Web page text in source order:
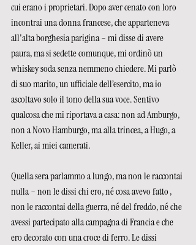
cui erano i proprietari. Dopo aver cenato con loro
incontrai una donna francese, che apparteneva
all'alta borghesia parigina – mi disse di avere
paura, ma si sedette comunque, mi ordinò un
whiskey soda senza nemmeno chiedere. Mi parlò
di suo marito, un ufficiale dell’esercito, ma io
ascoltavo solo il tono della sua voce. Sentivo
qualcosa che mi riportava a casa: non ad Amburgo,
non a Novo Hamburgo, ma alla trincea, a Hugo, a
Keller, ai miei camerati.
Quella sera parlammo a lungo, ma non le raccontai
nulla – non le dissi chi ero, né cosa avevo fatto ,
non le raccontai della guerra, né del freddo, né che
avessi partecipato alla campagna di Francia e che
ero decorato con una croce di ferro. Le dissi